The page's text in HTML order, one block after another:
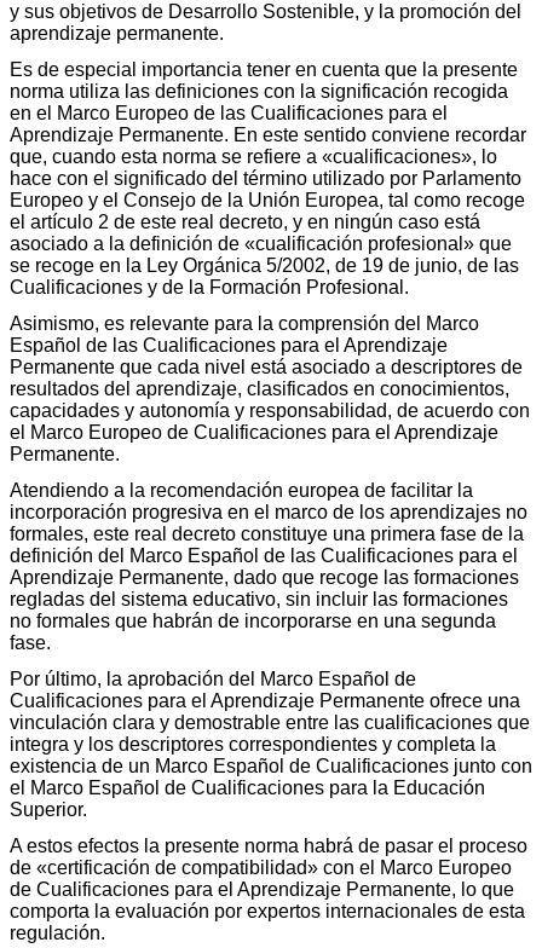
y sus objetivos de Desarrollo Sostenible, y la promoción del
aprendizaje permanente.
Es de especial importancia tener en cuenta que la presente
norma utiliza las definiciones con la significación recogida
en el Marco Europeo de las Cualificaciones para el
Aprendizaje Permanente. En este sentido conviene recordar
que, cuando esta norma se refiere a «cualificaciones», lo
hace con el significado del término utilizado por Parlamento
Europeo y el Consejo de la Unión Europea, tal como recoge
el artículo 2 de este real decreto, y en ningún caso está
asociado a la definición de «cualificación profesional» que
se recoge en la Ley Orgánica 5/2002, de 19 de junio, de las
Cualificaciones y de la Formación Profesional.
Asimismo, es relevante para la comprensión del Marco
Español de las Cualificaciones para el Aprendizaje
Permanente que cada nivel está asociado a descriptores de
resultados del aprendizaje, clasificados en conocimientos,
capacidades y autonomía y responsabilidad, de acuerdo con
el Marco Europeo de Cualificaciones para el Aprendizaje
Permanente.
Atendiendo a la recomendación europea de facilitar la
incorporación progresiva en el marco de los aprendizajes no
formales, este real decreto constituye una primera fase de la
definición del Marco Español de las Cualificaciones para el
Aprendizaje Permanente, dado que recoge las formaciones
regladas del sistema educativo, sin incluir las formaciones
no formales que habrán de incorporarse en una segunda
fase.
Por último, la aprobación del Marco Español de
Cualificaciones para el Aprendizaje Permanente ofrece una
vinculación clara y demostrable entre las cualificaciones que
integra y los descriptores correspondientes y completa la
existencia de un Marco Español de Cualificaciones junto con
el Marco Español de Cualificaciones para la Educación
Superior.
A estos efectos la presente norma habrá de pasar el proceso
de «certificación de compatibilidad» con el Marco Europeo
de Cualificaciones para el Aprendizaje Permanente, lo que
comporta la evaluación por expertos internacionales de esta
regulación.